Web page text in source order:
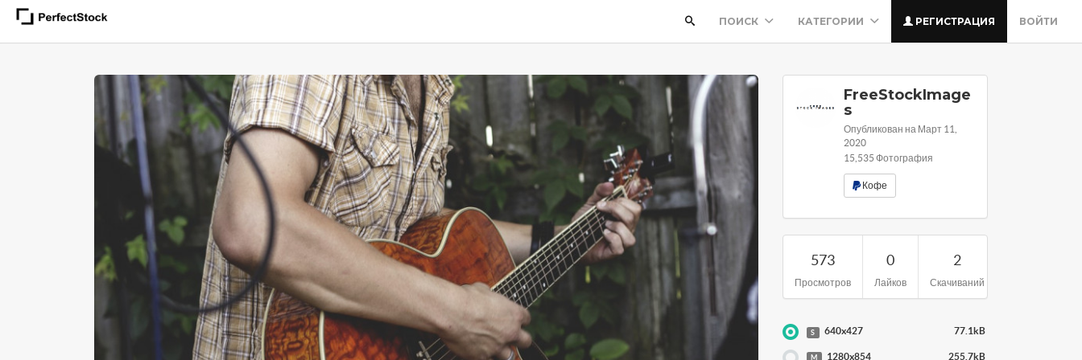
ПОИСК КАТЕГОРИИ РЕГИСТРАЦИЯ ВОЙТИ
FreeStockImage
s
Опубликован на Март 11,
2020
15,535 Фотография
Кофе
573
Просмотров
0
Лайков
2
Скачиваний
S 640x427 77.1kB
M 1280x854 255.7kB